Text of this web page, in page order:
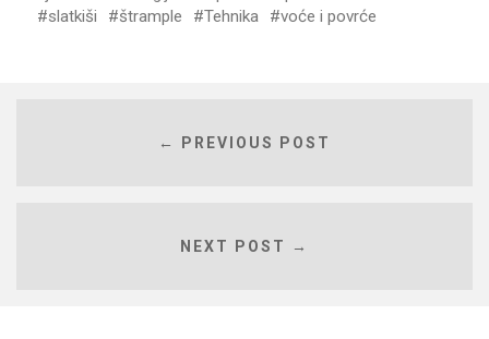
slatkiši
štrample Tehnika voće i povrće
← PREVIOUS POST
NEXT POST →